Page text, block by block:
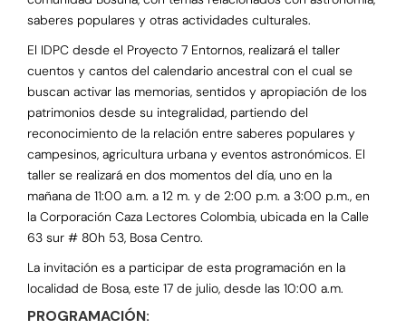
saberes populares y otras actividades culturales.
El IDPC desde el Proyecto 7 Entornos, realizará el taller
cuentos y cantos del calendario ancestral con el cual se
buscan activar las memorias, sentidos y apropiación de los
patrimonios desde su integralidad, partiendo del
reconocimiento de la relación entre saberes populares y
campesinos, agricultura urbana y eventos astronómicos. El
taller se realizará en dos momentos del día, uno en la
mañana de 11:00 a.m. a 12 m. y de 2:00 p.m. a 3:00 p.m., en
la Corporación Caza Lectores Colombia, ubicada en la Calle
63 sur # 80h 53, Bosa Centro.
La invitación es a participar de esta programación en la
localidad de Bosa, este 17 de julio, desde las 10:00 a.m.
PROGRAMACIÓN: